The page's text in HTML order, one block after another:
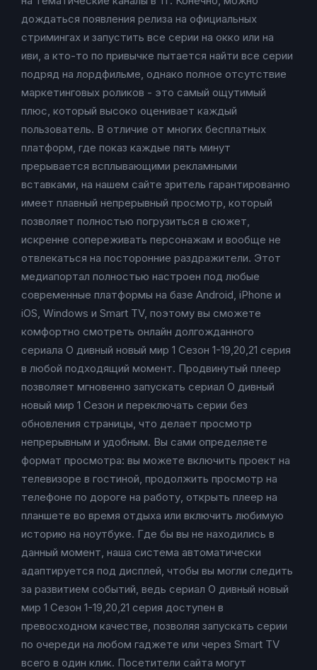
дождаться появления релиза на официальных
стримингах и запустить все серии на окко или на
иви, а кто-то по привычке пытается найти все серии
подряд на лордфильме, однако полное отсутствие
маркетинговых роликов - это самый ощутимый
плюс, который высоко оценивает каждый
пользователь. В отличие от многих бесплатных
платформ, где показ каждые пять минут
прерывается всплывающими рекламными
вставками, на нашем сайте зритель гарантированно
имеет плавный непрерывный просмотр, который
позволяет полностью погрузиться в сюжет,
искренне сопереживать персонажам и вообще не
отвлекаться на посторонние раздражители. Этот
медиапортал полностью настроен под любые
современные платформы на базе Android, iPhone и
iOS, Windows и Smart TV, поэтому вы сможете
комфортно смотреть онлайн долгожданного
сериала О дивный новый мир 1 Сезон 1-19,20,21 серия
в любой подходящий момент. Продвинутый плеер
позволяет мгновенно запускать сериал О дивный
новый мир 1 Сезон и переключать серии без
обновления страницы, что делает просмотр
непрерывным и удобным. Вы сами определяете
формат просмотра: вы можете включить проект на
телевизоре в гостиной, продолжить просмотр на
телефоне по дороге на работу, открыть плеер на
планшете во время отдыха или включить любимую
историю на ноутбуке. Где бы вы не находились в
данный момент, наша система автоматически
адаптируется под дисплей, чтобы вы могли следить
за развитием событий, ведь сериал О дивный новый
мир 1 Сезон 1-19,20,21 серия доступен в
превосходном качестве, позволяя запускать серии
по очереди на любом гаджете или через Smart TV
всего в один клик. Посетители сайта могут